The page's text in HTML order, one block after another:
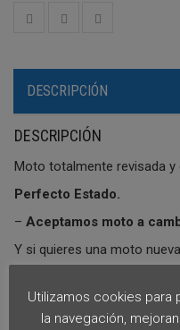
DESCRIPCIÓN
DESCRIPCIÓN
Moto totalmente revisada y
Perfecto Estado.
– Aceptamos moto a
Y si quieres una moto
FinanciaciónEspecial.
Aceptamostu Moto
Utilizamos cookies para
la navegación,